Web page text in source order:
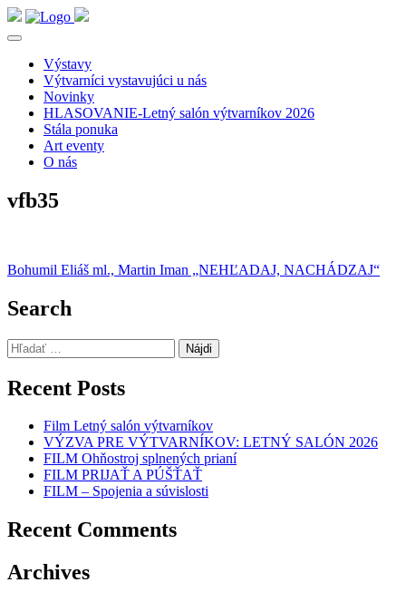
Výstavy
Výtvarníci vystavujúci u nás
Novinky
HLASOVANIE-Letný salón výtvarníkov 2026
Stála ponuka
Art eventy
O nás
vfb35
Navigácia
v
článku
Bohumil Eliáš ml., Martin Iman „NEHĽADAJ, NACHÁDZAJ“
Search
Hľadať:
Recent Posts
Film Letný salón výtvarníkov
VÝZVA PRE VÝTVARNÍKOV: LETNÝ SALÓN 2026
FILM Ohňostroj splnených prianí
FILM PRIJAŤ A PÚŠŤAŤ
FILM – Spojenia a súvislosti
Recent Comments
Archives